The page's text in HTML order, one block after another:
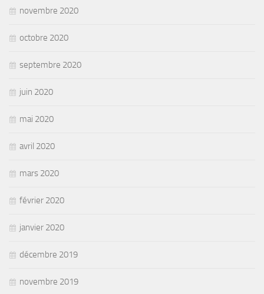
novembre 2020
octobre 2020
septembre 2020
juin 2020
mai 2020
avril 2020
mars 2020
février 2020
janvier 2020
décembre 2019
novembre 2019